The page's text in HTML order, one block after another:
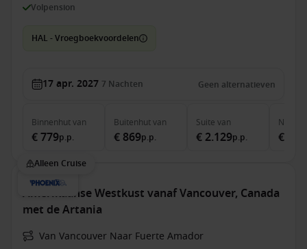
Volpension
HAL - Vroegboekvoordelen
17 apr. 2027 7 Nachten Geen alternatieven
Binnenhutvan
€ 779p.p.
Buitenhutvan
€ 869p.p.
Suite van
€ 2.129p.p. €
Alleen Cruise
Amerikaanse Westkust vanaf Vancouver, Canada
met de Artania
Van Vancouver Naar Fuerte Amador